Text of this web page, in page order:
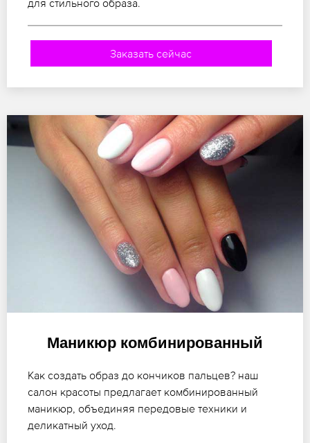
для стильного образа.
Заказать сейчас
Маникюр комбинированный
Как создать образ до кончиков пальцев? наш
салон красоты предлагает комбинированный
маникюр, объединяя передовые техники и
деликатный уход.